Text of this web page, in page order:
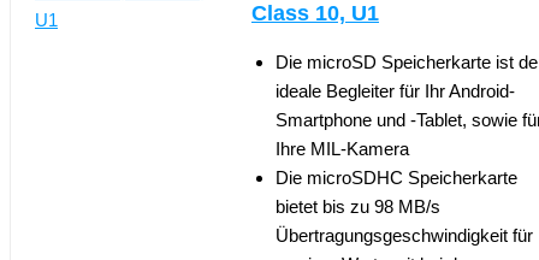
Class 10, U1
Die microSD Speicherkarte ist
ideale Begleiter für Ihr Android-
Smartphone und -Tablet, sowie
Ihre MIL-Kamera
Die microSDHC Speicherkarte
bietet bis zu 98 MB/s
Übertragungsgeschwindigkeit für